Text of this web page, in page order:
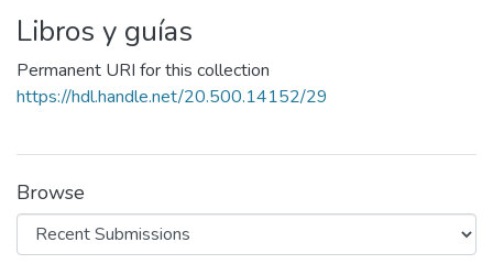
Estadísticas Externas
Libros y guías
Permanent URI for this collection
https://hdl.handle.net/20.500.14152/29
Browse